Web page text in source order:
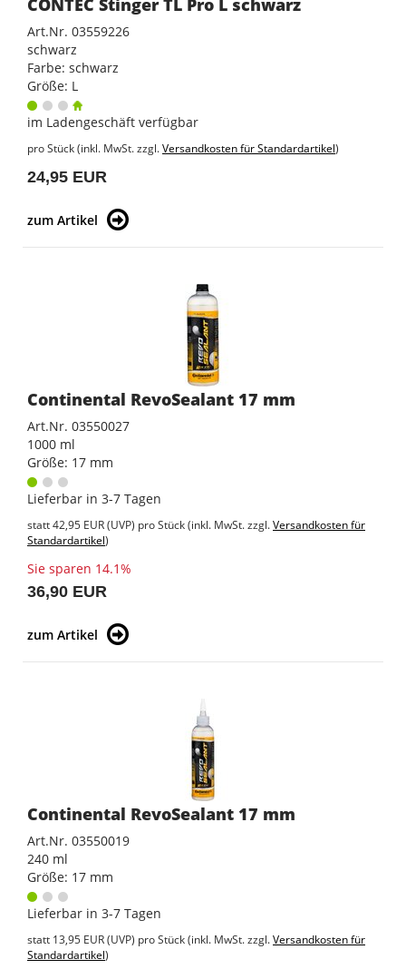
CONTEC Stinger TL Pro L schwarz
Art.Nr. 03559226
schwarz
Farbe: schwarz
Größe: L
im Ladengeschäft verfügbar
pro Stück (inkl. MwSt. zzgl.Versandkosten für Standardartikel)
24,95 EUR
zum Artikel
Continental RevoSealant 17 mm
Art.Nr. 03550027
1000 ml
Größe: 17 mm
Lieferbar in 3-7 Tagen
statt42,95 EUR(UVP) pro Stück (inkl. MwSt. zzgl.Versandkosten für
Standardartikel)
Sie sparen 14.1%
36,90 EUR
zum Artikel
Continental RevoSealant 17 mm
Art.Nr. 03550019
240 ml
Größe: 17 mm
Lieferbar in 3-7 Tagen
statt 13,95 EUR(UVP) pro Stück (inkl. MwSt. zzgl.Versandkosten für
Standardartikel)